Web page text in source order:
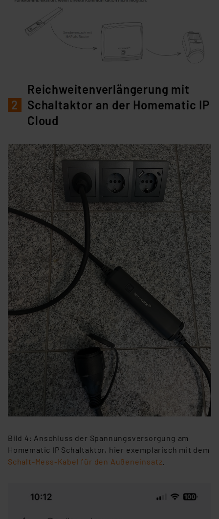
2
Reichweitenverlängerung mit
Schaltaktor an der Homematic IP
Cloud
Bild 4: Anschluss der Spannungsversorgung am
Homematic IP Schaltaktor, hier exemplarisch mit dem
Schalt-Mess-Kabel für den Außeneinsatz